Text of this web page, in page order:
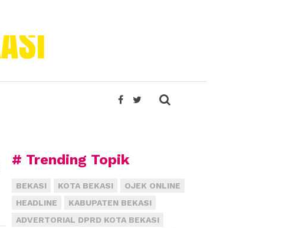
# Trending Topik
BEKASI KOTA BEKASI
OJEK ONLINE
HEADLINE
KABUPATEN BEKASI
ADVERTORIAL DPRD KOTA BEKASI